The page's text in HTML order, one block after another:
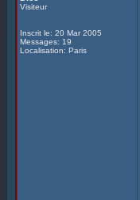
Visiteur
Inscrit le: 20 Mar 2005
Messages: 19
Localisation: Paris